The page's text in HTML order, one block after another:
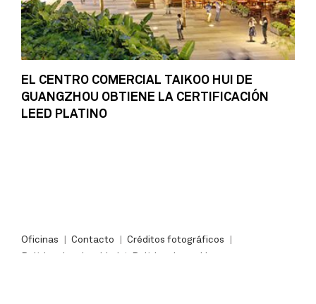
EL CENTRO COMERCIAL TAIKOO HUI DE
GUANGZHOU OBTIENE LA CERTIFICACIÓN
LEED PLATINO
Oficinas Contacto
Créditos fotográficos
Política de privacidad
Política de cookies